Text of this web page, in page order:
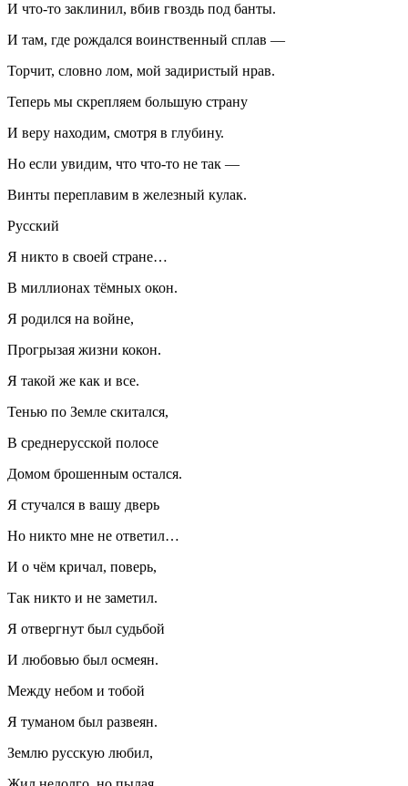
И что-то заклинил, вбив гвоздь под банты.
И там, где рождался воинственный сплав —
Торчит, словно лом, мой задиристый нрав.
Теперь мы скрепляем большую страну
И веру находим, смотря в глубину.
Но если увидим, что что-то не так —
Винты переплавим в железный кулак.
Русский
Я никто в своей стране…
В миллионах тёмных окон.
Я родился на войне,
Прогрызая жизни кокон.
Я такой же как и все.
Тенью по Земле скитался,
В среднерусской полосе
Домом брошенным остался.
Я стучался в вашу дверь
Но никто мне не ответил…
И о чём кричал, поверь,
Так никто и не заметил.
Я отвергнут был судьбой
И любовью был осмеян.
Между небом и тобой
Я туманом был развеян.
Землю русскую любил,